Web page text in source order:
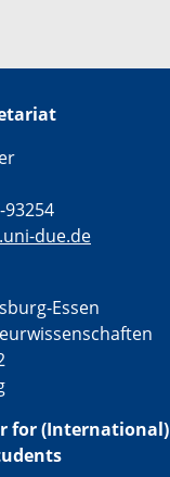
93254
due.de
Essen
for (International)